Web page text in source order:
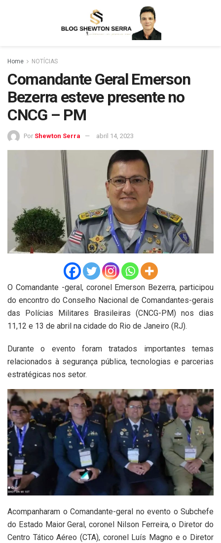
Home NOTÍCIAS
Comandante Geral Emerson
Bezerra esteve presente no
CNCG – PM
Por Shewton Serra abril 14, 2023
O Comandante -geral, coronel Emerson Bezerra, participou
do encontro do Conselho Nacional de Comandantes-gerais
das Polícias Militares Brasileiras (CNCG-PM) nos dias
11,12 e 13 de abril na cidade do Rio de Janeiro (RJ).
Durante o evento foram tratados importantes temas
relacionados à segurança pública, tecnologias e parcerias
estratégicas nos setor.
Acompanharam o Comandante-geral no evento o Subchefe
do Estado Maior Geral, coronel Nilson Ferreira, o Diretor do
Centro Tático Aéreo (CTA), coronel Luís Magno e o Diretor